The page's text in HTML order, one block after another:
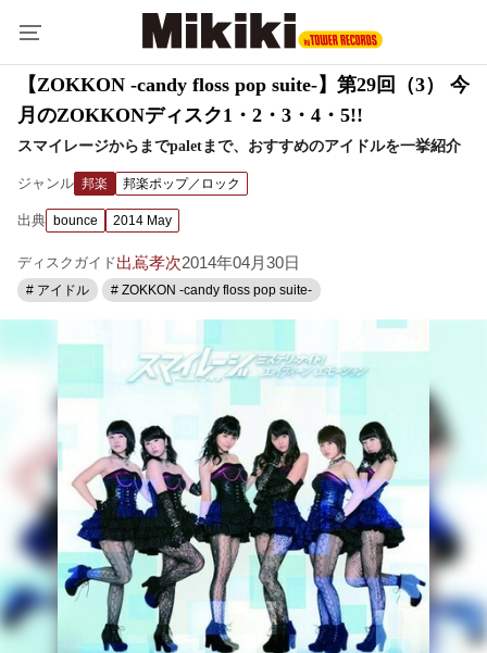
【ZOKKON -candy floss pop suite-】第29回（3） 今
月のZOKKONディスク1・2・3・4・5!!
スマイレージからまでpaletまで、おすすめのアイドルを一挙紹介
ジャンル 邦楽 邦楽ポップ／ロック
出典 bounce 2014 May
ディスクガイド出嶌孝次2014年04月30日
# アイドル # ZOKKON -candy floss pop suite-